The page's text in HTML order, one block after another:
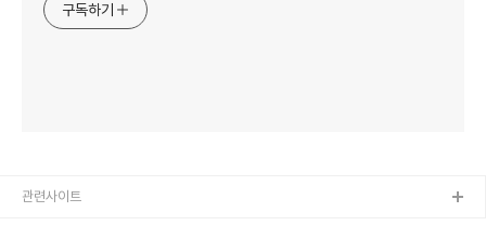
구독하기
관련사이트